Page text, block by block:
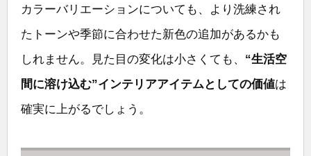
カラーバリエーションについても、より洗練され
たトーンや季節に合わせた新色の追加があるかも
しれません。見た目の変化は小さくても、 “生活空
間に溶け込む”インテリアアイテムとしての価値は
確実に上がるでしょう。